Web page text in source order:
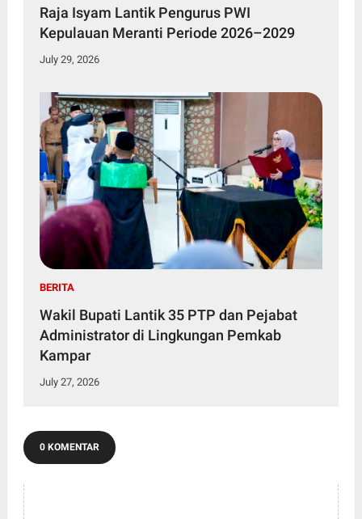
Raja Isyam Lantik Pengurus PWI
Kepulauan Meranti Periode 2026–2029
July 29, 2026
BERITA
Wakil Bupati Lantik 35 PTP dan Pejabat
Administrator di Lingkungan Pemkab
Kampar
July 27, 2026
0 KOMENTAR